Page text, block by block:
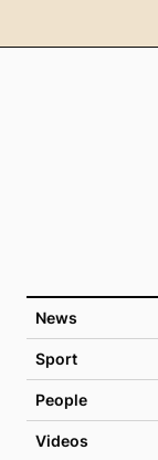
News
Sport
People
Videos